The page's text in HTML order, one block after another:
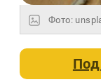
Фото: